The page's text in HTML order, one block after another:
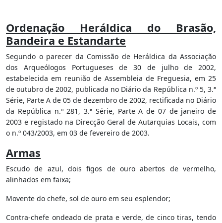
Ordenação Heráldica do Brasão,
Bandeira e Estandarte
Segundo o parecer da Comissão de Heráldica da Associação
dos Arqueólogos Portugueses de 30 de julho de 2002,
estabelecida em reunião de Assembleia de Freguesia, em 25
de outubro de 2002, publicada no Diário da República n.º 5, 3.ª
Série, Parte A de 05 de dezembro de 2002, rectificada no Diário
da República n.º 281, 3.ª Série, Parte A de 07 de janeiro de
2003 e registado na Direcção Geral de Autarquias Locais, com
o n.º 043/2003, em 03 de fevereiro de 2003.
Armas
Escudo de azul, dois figos de ouro abertos de vermelho,
alinhados em faixa;
Movente do chefe, sol de ouro em seu esplendor;
Contra-chefe ondeado de prata e verde, de cinco tiras, tendo